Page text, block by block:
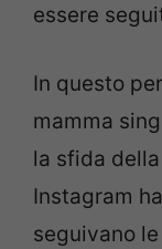
essere
In questo
mamma
la sfida
Instagram
seguivano